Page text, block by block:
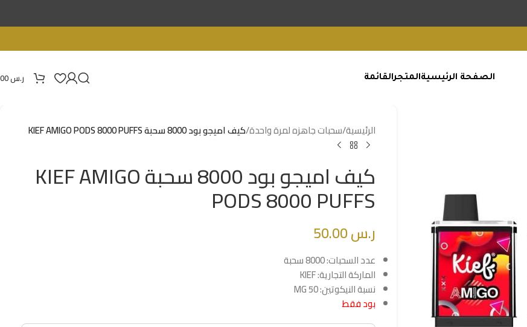
الصفحة الرئيسيةالمتجرالقائمة ر.س
الرئيسية/سحبات جاهزه لمرة واحدة/كيف اميجو بود 8000 سحبة KIEF AMIGO PODS 8000 PUFFS
كيف اميجو بود 8000 سحبة KIEF AMIGO
PODS 8000 PUFFS
ر.س
عدد السحبات: 8000 سحبة
الماركة التجارية: KIEF
نسبة النيكوتين: 50 MG
بود فقط